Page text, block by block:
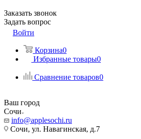
Заказать звонок
Задать вопрос
Войти
Корзина0
Избранные товары0
Сравнение товаров0
Ваш город
Сочи
info@applesochi.ru
Сочи, ул. Навагинская, д.7